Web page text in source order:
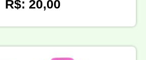
R$: 20,00